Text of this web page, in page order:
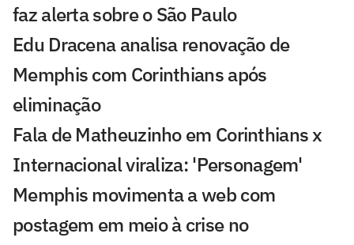
faz alerta sobre o São Paulo
Edu Dracena analisa renovação de
Memphis com Corinthians após
eliminação
Fala de Matheuzinho em Corinthians x
Internacional viraliza: 'Personagem'
Memphis movimenta a web com
postagem em meio à crise no